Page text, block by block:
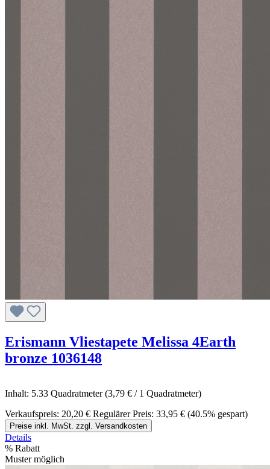
Erismann Vliestapete Melissa 4Earth
bronze 1036148
Inhalt: 5.33 Quadratmeter(3,79 € / 1 Quadratmeter)
Verkaufspreis: 20,20 € Regulärer Preis: 33,95 € (40.5% gespart)
Preise inkl. MwSt. zzgl. Versandkosten
Details
% Rabatt
Muster möglich